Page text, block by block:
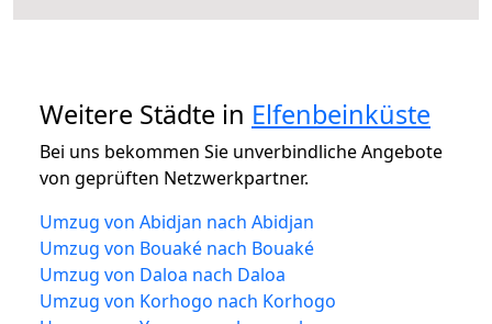
Weitere Städte in Elfenbeinküste
Bei uns bekommen Sie unverbindliche Angebote
von geprüften Netzwerkpartner.
Umzug von Abidjan nach Abidjan
Umzug von Bouaké nach Bouaké
Umzug von Daloa nach Daloa
Umzug von Korhogo nach Korhogo